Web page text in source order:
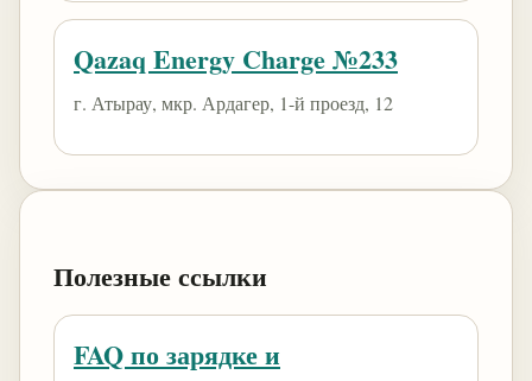
Qazaq Energy Charge №233
г. Атырау, мкр. Ардагер, 1-й проезд, 12
Полезные ссылки
FAQ по зарядке и